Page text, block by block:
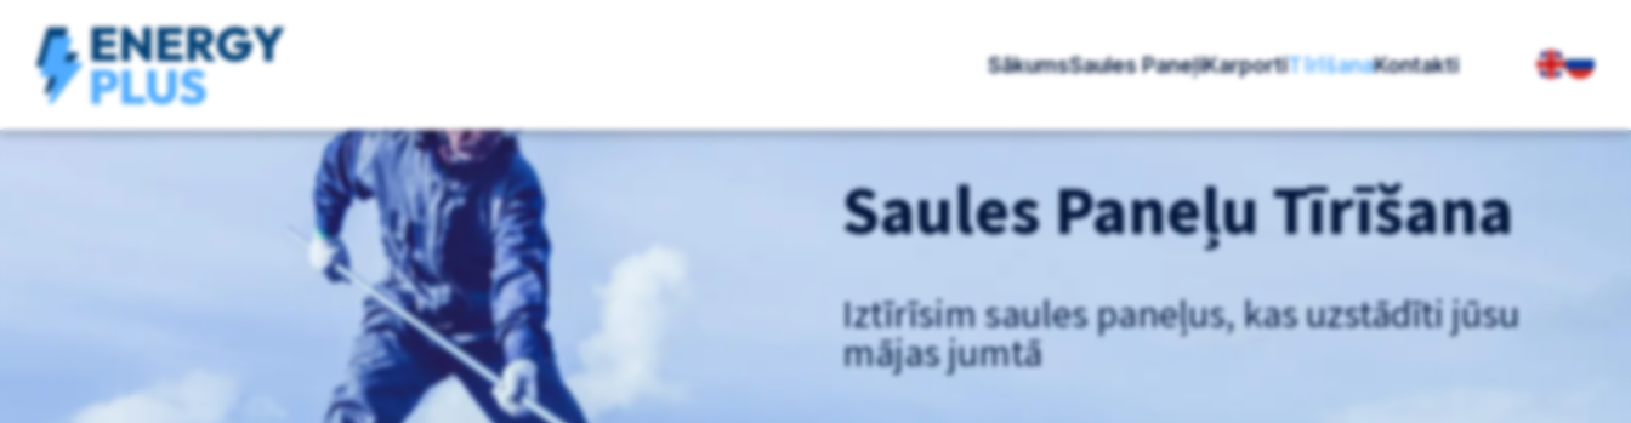
SākumsSaules PaneļiKarportiTīrīšanaKontakti
Saules Paneļu Tīrīšana
Iztīrīsim saules paneļus, kas uzstādīti jūsu
mājas jumtā